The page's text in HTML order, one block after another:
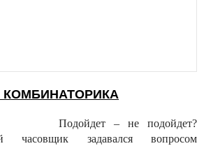
КОМБИНАТОРИКА
Подойдет – не подойдет?
часовщик задавался вопросом